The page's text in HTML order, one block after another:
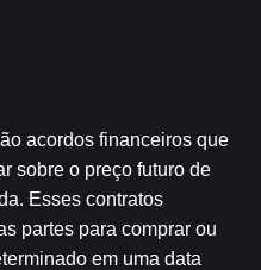
acordos financeiros que
sobre o preço futuro de
Esses contratos
partes para comprar ou
em uma data